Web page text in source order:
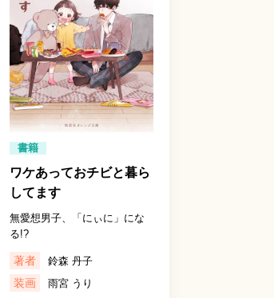
書籍
ワケあっておチビと暮ら
してます
無愛想男子、「にぃに」にな
る!?
著者 鈴森 丹子
装画 雨宮 うり